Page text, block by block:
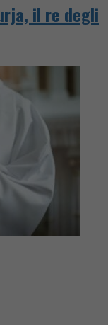
il re degli